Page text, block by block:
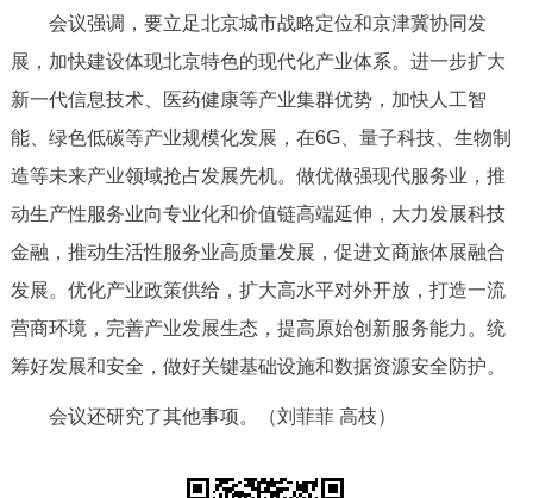
会议强调，要立足北京城市战略定位和京津冀协同发
展，加快建设体现北京特色的现代化产业体系。进一步扩大
新一代信息技术、医药健康等产业集群优势，加快人工智
能、绿色低碳等产业规模化发展，在6G、量子科技、生物制
造等未来产业领域抢占发展先机。做优做强现代服务业，推
动生产性服务业向专业化和价值链高端延伸，大力发展科技
金融，推动生活性服务业高质量发展，促进文商旅体展融合
发展。优化产业政策供给，扩大高水平对外开放，打造一流
营商环境，完善产业发展生态，提高原始创新服务能力。统
筹好发展和安全，做好关键基础设施和数据资源安全防护。
会议还研究了其他事项。（刘菲菲 高枝）